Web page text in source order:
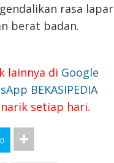
rasa lapar
berat badan.
lainnya di Google
BEKASIPEDIA
setiap hari.
0